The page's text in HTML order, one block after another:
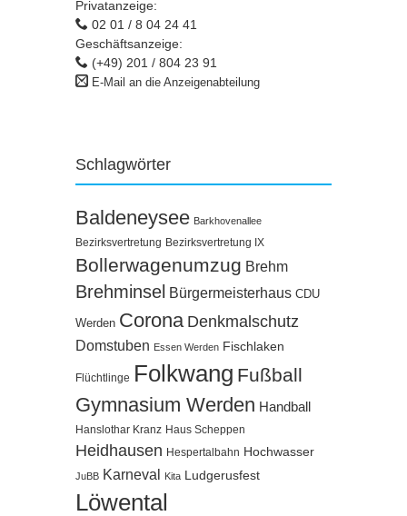
Privatanzeige:
02 01 / 8 04 24 41
Geschäftsanzeige:
(+49) 201 / 804 23 91
E-Mail an die Anzeigenabteilung
Schlagwörter
Baldeneysee Barkhovenallee
Bezirksvertretung Bezirksvertretung IX
Bollerwagenumzug Brehm
Brehminsel Bürgermeisterhaus CDU
Werden Corona Denkmalschutz
Domstuben Essen Werden Fischlaken
Flüchtlinge Folkwang Fußball
Gymnasium Werden Handball
Hanslothar Kranz Haus Scheppen
Heidhausen Hespertalbahn Hochwasser
JuBB Karneval Kita Ludgerusfest
Löwental